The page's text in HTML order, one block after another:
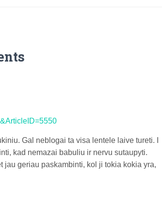
Gal neblogai ta visa lentele laive tureti. I
kad nemazai babuliu ir nervu sutaupyti.
geriau paskambinti, kol ji tokia kokia yra,